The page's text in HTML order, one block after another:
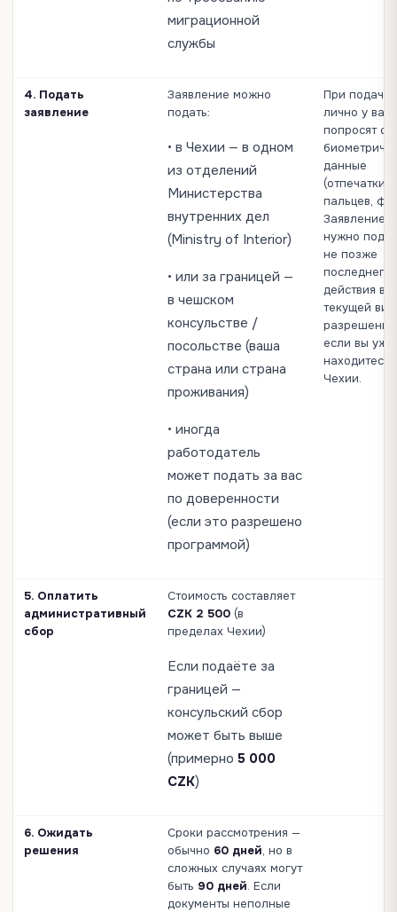
миграционной
службы
4. Подать
заявление
Заявление можно
подать:
• в Чехии — в одном
из отделений
Министерства
внутренних дел
(Ministry of Interior)
• или за границей —
в чешском
консульстве /
посольстве (ваша
страна или страна
проживания)
• иногда
работодатель
может подать за вас
по доверенности
(если это разрешено
программой)
При подаче
лично у вас
попросят
данные
(отпечатки
пальцев,
Заявление
нужно
не позже
последнего
действия
текущей
разрешения,
если вы уже
находитесь
Чехии.
5. Оплатить
административный
сбор
Стоимость составляет
CZK 2 500 (в
пределах Чехии)
Если подаёте за
границей —
консульский сбор
может быть выше
(примерно 5 000
CZK)
6. Ожидать
решения
Сроки рассмотрения —
обычно 60 дней, но в
сложных случаях могут
быть 90 дней. Если
документы неполные